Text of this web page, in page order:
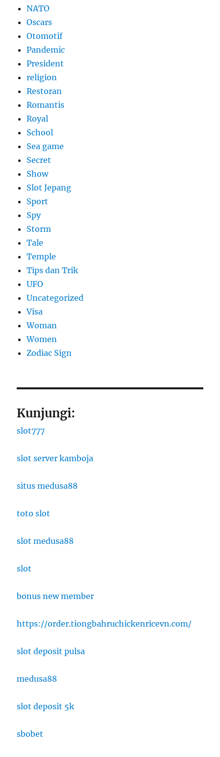
NATO
Oscars
Otomotif
Pandemic
President
religion
Restoran
Romantis
Royal
School
Sea game
Secret
Show
Slot Jepang
Sport
Spy
Storm
Tale
Temple
Tips dan Trik
UFO
Uncategorized
Visa
Woman
Women
Zodiac Sign
Kunjungi:
slot777
slot server kamboja
situs medusa88
toto slot
slot medusa88
slot
bonus new member
https://order.tiongbahruchickenricevn.com/
slot deposit pulsa
medusa88
slot deposit 5k
sbobet